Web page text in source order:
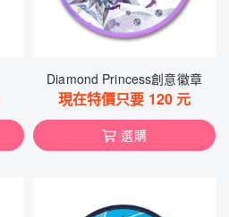
Diamond Princess創意徽章
現在特價只要 120 元
選購